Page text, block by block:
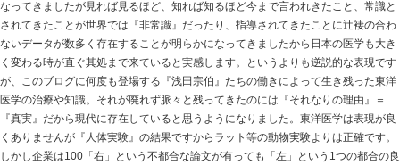
常識？
2026.05.09 | Category: 院長ブログ
今まで常識と信じてきたものって「本当ですか？」と疑
なりました。この20年ほどの間に医学の論文やデータが